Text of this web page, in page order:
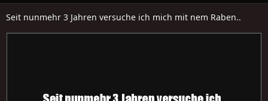
Seit nunmehr 3 Jahren versuche ich mich mit nem Raben..